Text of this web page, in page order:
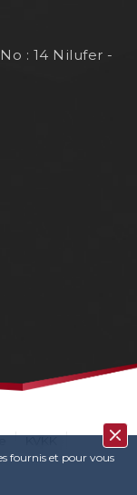
No : 14 Nilufer -
fournis et pour vous